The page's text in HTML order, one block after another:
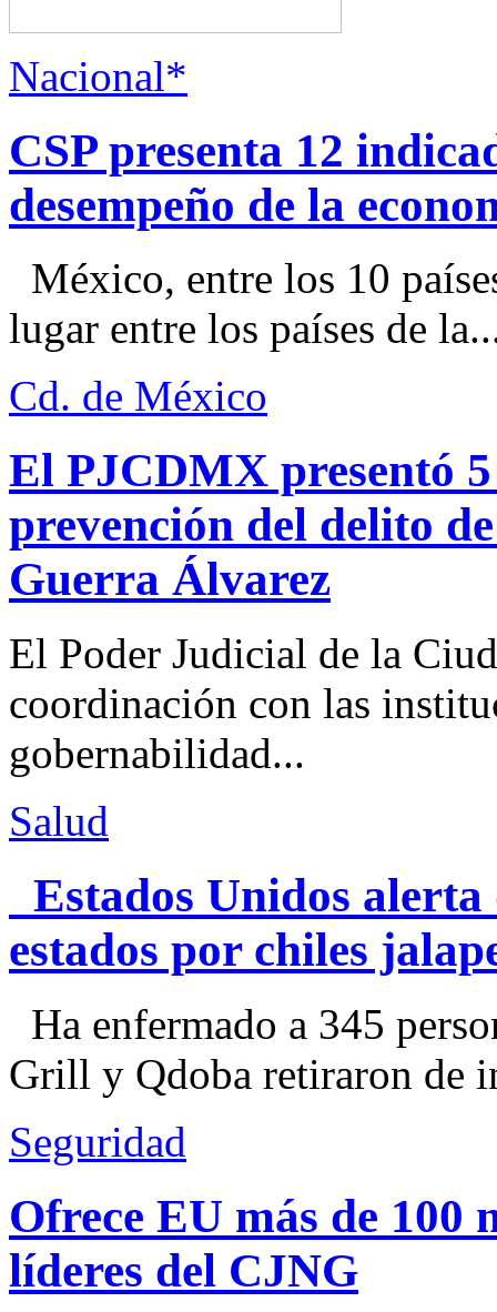
Nacional*
CSP presenta 12
desempeño de la
México, entre los 10
lugar entre los países de
Cd. de México
El PJCDMX presentó
prevención del delito
Guerra Álvarez
El Poder Judicial de la
coordinación con las
gobernabilidad...
Salud
Estados Unidos alerta
estados por chiles
Ha enfermado a 345
Grill y Qdoba retiraron de
Seguridad
Ofrece EU más de 100
líderes del CJNG